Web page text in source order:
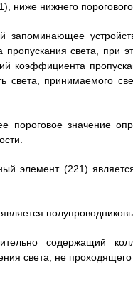
ниже нижнего порогового
света, при
коэффициента
света, принимаемого
значение
элемент (221)
содержащий
света, не проходящего